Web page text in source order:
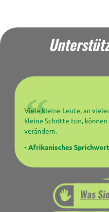
Viele kleine Leute, an
kleine Schritte tun, können
verändern.
- Afrikanisches Sprichwort